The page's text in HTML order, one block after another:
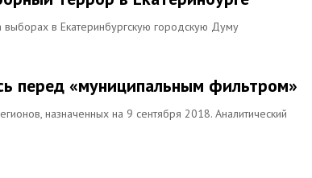
в Екатеринбургскую городскую Думу
перед «муниципальным фильтром»
назначенных на 9 сентября 2018. Аналитический